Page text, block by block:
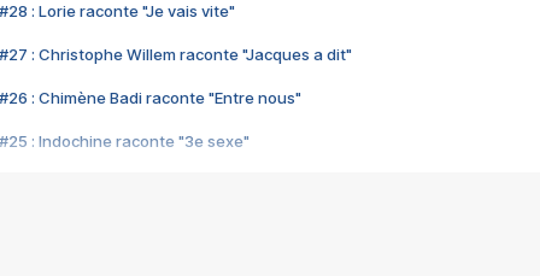
#28 : Lorie raconte "Je vais vite"
#27 : Christophe Willem raconte "Jacques a dit"
#26 : Chimène Badi raconte "Entre nous"
#25 : Indochine raconte "3e sexe"